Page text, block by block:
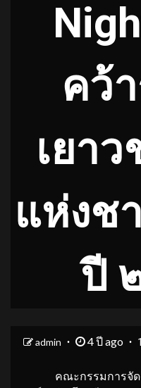
คว้
เยา
แห่งช
ปี
admin 4 ปี ago
คณะกรรมการจัดงา